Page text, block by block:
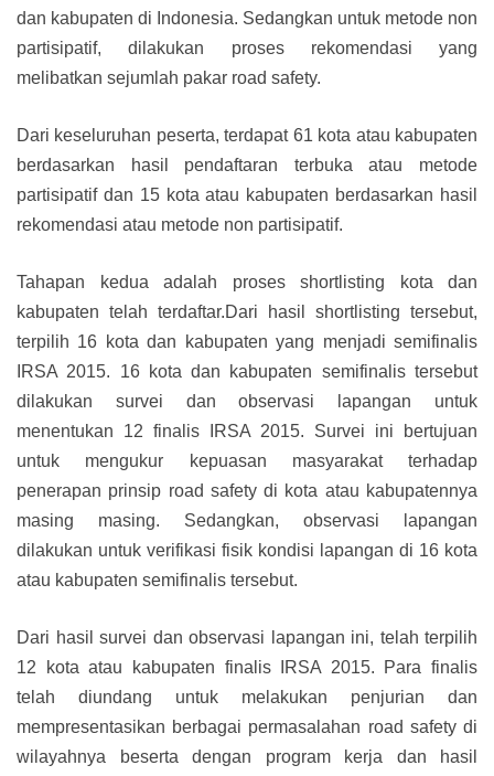
dan kabupaten di Indonesia. Sedangkan untuk metode non
partisipatif, dilakukan proses rekomendasi yang
melibatkan sejumlah pakar road safety.
Dari keseluruhan peserta, terdapat 61 kota atau kabupaten
berdasarkan hasil pendaftaran terbuka atau metode
partisipatif dan 15 kota atau kabupaten berdasarkan hasil
rekomendasi atau metode non partisipatif.
Tahapan kedua adalah proses shortlisting kota dan
kabupaten telah terdaftar.Dari hasil shortlisting tersebut,
terpilih 16 kota dan kabupaten yang menjadi semifinalis
IRSA 2015. 16 kota dan kabupaten semifinalis tersebut
dilakukan survei dan observasi lapangan untuk
menentukan 12 finalis IRSA 2015. Survei ini bertujuan
untuk mengukur kepuasan masyarakat terhadap
penerapan prinsip road safety di kota atau kabupatennya
masing masing. Sedangkan, observasi lapangan
dilakukan untuk verifikasi fisik kondisi lapangan di 16 kota
atau kabupaten semifinalis tersebut.
Dari hasil survei dan observasi lapangan ini, telah terpilih
12 kota atau kabupaten finalis IRSA 2015. Para finalis
telah diundang untuk melakukan penjurian dan
mempresentasikan berbagai permasalahan road safety di
wilayahnya beserta dengan program kerja dan hasil